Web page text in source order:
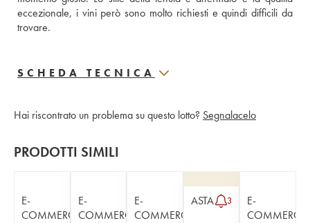
eccezionale, i vini però sono molto richiesti e quindi difficili da
trovare.
SCHEDA TECNICA
Hai riscontrato un problema su questo lotto? Segnalacelo
PRODOTTI SIMILI
E-
COMMERCE
E-
COMMERCE
E-
COMMERCE
ASTA 3
E-
COMMERCE